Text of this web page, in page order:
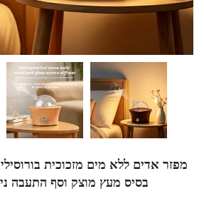
מפזר אדים ללא מים מזכוכית
בסיס מעץ מוצק וסף התעבה